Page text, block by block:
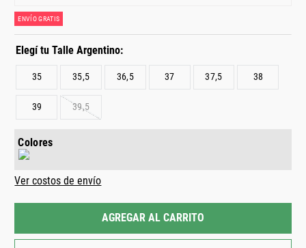
ENVÍO GRATIS
35 35,5 36,5 37 37,5 38
39 39,5
Colores
Ver costos de envío
AGREGAR AL CARRITO